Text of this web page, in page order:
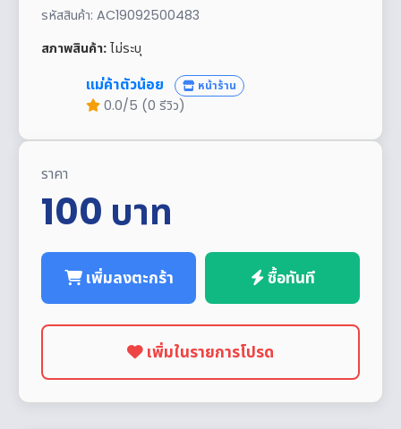
รหัสสินค้า: AC19092500483
สภาพสินค้า: ไม่ระบุ
แม่ค้าตัวน้อย หน้าร้าน
0.0/5 (0 รีวิว)
ราคา
100 บาท
เพิ่มลงตะกร้า ซื้อทันที
เพิ่มในรายการโปรด